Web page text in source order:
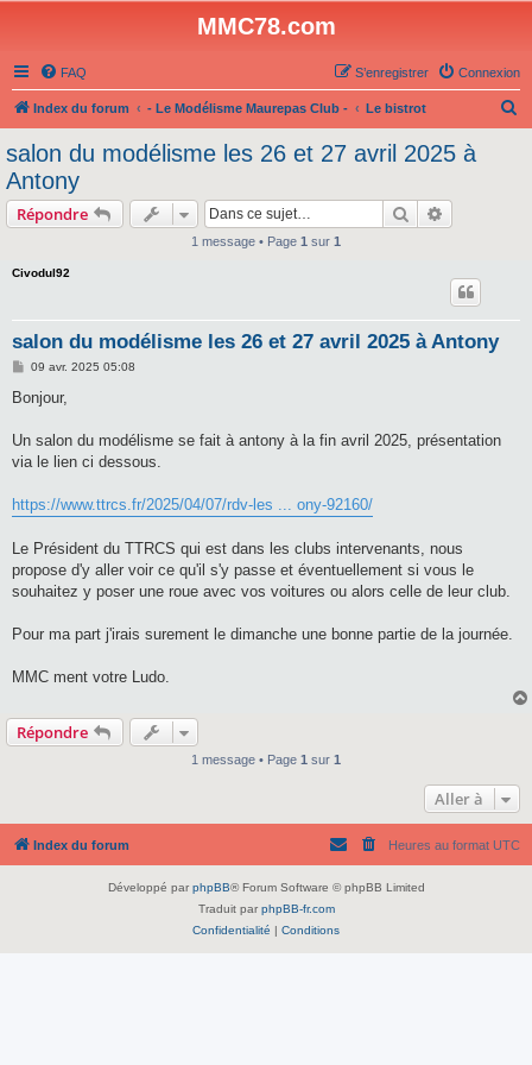
MMC78.com
FAQ Connexion
S’enregistrer
Index du forum - Le Modélisme Maurepas Club - Le bistrot
salon du modélisme les 26 et 27 avril 2025 à
Antony
Répondre Rechercher
1 message • Page 1 sur 1
Civodul92
salon du modélisme les 26 et 27 avril 2025 à Antony
M
s
g
09 avr. 2025 05:08
Bonjour,
Un salon du modélisme se fait à antony à la fin avril 2025, présentation
via le lien ci dessous.
https://www.ttrcs.fr/2025/04/07/rdv-les ... ony-92160/
Le Président du TTRCS qui est dans les clubs intervenants, nous
propose d'y aller voir ce qu'il s'y passe et éventuellement si vous le
souhaitez y poser une roue avec vos voitures ou alors celle de leur club.
Pour ma part j'irais surement le dimanche une bonne partie de la journée.
MMC ment votre Ludo.
Répondre
1 message • Page 1 sur 1
Aller à
Index du forum Heures au format UTC
Développé par phpBB® Forum Software © phpBB Limited
Traduit par phpBB-fr.com
Confidentialité | Conditions